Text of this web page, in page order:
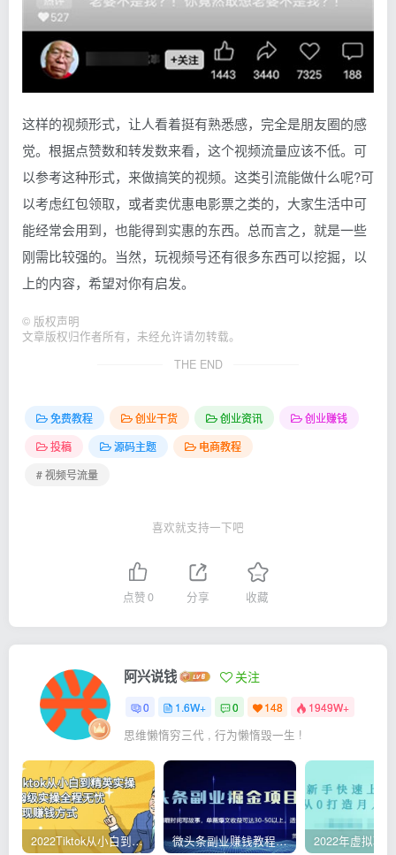
这样的视频形式，让人看着挺有熟悉感，完全是朋友圈的感
觉。根据点赞数和转发数来看，这个视频流量应该不低。可
以参考这种形式，来做搞笑的视频。这类引流能做什么呢?可
以考虑红包领取，或者卖优惠电影票之类的，大家生活中可
能经常会用到，也能得到实惠的东西。总而言之，就是一些
刚需比较强的。当然，玩视频号还有很多东西可以挖掘，以
上的内容，希望对你有启发。
© 版权声明
文章版权归作者所有，未经允许请勿转载。
THE END
免费教程 创业干货 创业资讯
创业赚钱
投稿
源码主题
电商教程
# 视频号流量
喜欢就支持一下吧
点赞0 分享 收藏
阿兴说钱 关注
0 1.6W+ 0 148 1949W+
思维懒惰穷三代 , 行为懒惰毁一生 !
2022Tiktok从小白到精英实操，0-1保姆级实操全程无忧，多种变现赚钱方式 微头条副业赚钱教程，项目单号单天做到50-100+收益